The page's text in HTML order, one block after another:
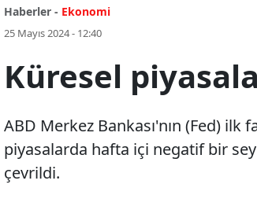
Haberler - Ekonomi
25 Mayıs 2024 - 12:40
Küresel
ABD Merkez Bankası'nın (Fed)
piyasalarda hafta içi negatif bir
çevrildi.